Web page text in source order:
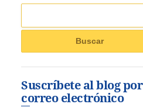
Suscríbete al blog por
correo electrónico